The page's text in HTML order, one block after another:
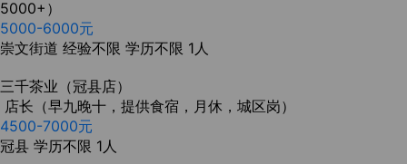
5000+）
5000-6000元
崇文街道 经验不限 学历不限 1人
三千茶业（冠县店）
店长（早九晚十，提供食宿，月休，城区岗）
4500-7000元
冠县 学历不限 1人